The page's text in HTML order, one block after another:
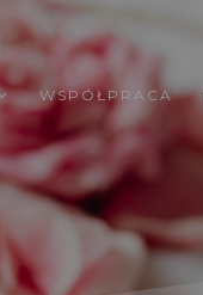
WSPÓŁPRACA